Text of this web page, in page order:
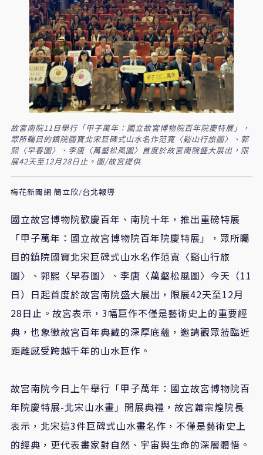
故宮南院11日舉行「甲子萬年：國立故宮博物院百年院慶特展」，
眾所矚目的鎮院國寶北宋巨碑式山水名作范寬〈谿山行旅圖〉、郭
熙〈早春圖〉、李唐〈萬壑松風圖〉首度於故宮南院盛大展出，限
展42天至12月28日止。圖/故宮提供
梅花新聞網 簡立欣/台北報導
國立故宮博物院歡慶百年、南院十年，推出重磅特展
「甲子萬年：國立故宮博物院百年院慶特展」，眾所矚
目的鎮院國寶北宋巨碑式山水名作范寬〈谿山行旅
圖〉、郭熙〈早春圖〉、李唐〈萬壑松風圖〉今天（11
日）日起首度於故宮南院盛大展出，限展42天至12月
28日止。故宮表示，3幅巨作不僅是藝術史上的重要經
典，也象徵故宮百年典藏的深厚底蘊，邀請觀眾蒞臨近
距離感受跨越千年的山水巨作。
故宮南院今日上午舉行「甲子萬年：國立故宮博物院百
年院慶特展-北宋山水畫」開展典禮，故宮蕭宗煌院長
表示，北宋這3件巨碑式山水畫名作，不僅是藝術史上
的經典，更代表畫家對自然、宇宙與生命的深層體悟。